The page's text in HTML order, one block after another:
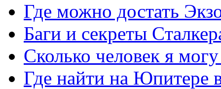
Где можно достать
Баги и секреты
Сколько человек я
Где найти на Юпитере